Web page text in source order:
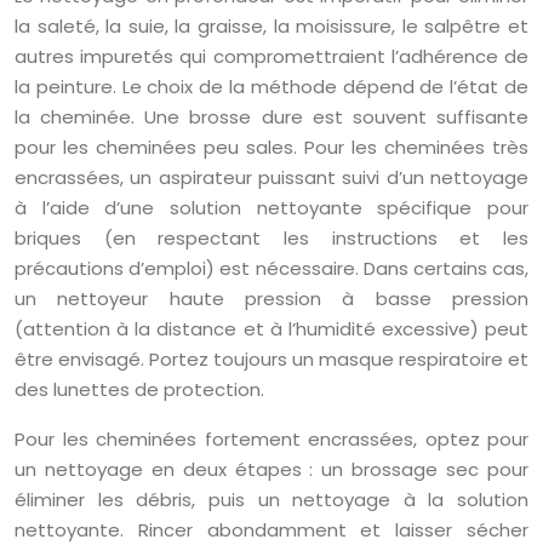
la saleté, la suie, la graisse, la moisissure, le salpêtre et
autres impuretés qui compromettraient l’adhérence de
la peinture. Le choix de la méthode dépend de l’état de
la cheminée. Une brosse dure est souvent suffisante
pour les cheminées peu sales. Pour les cheminées très
encrassées, un aspirateur puissant suivi d’un nettoyage
à l’aide d’une solution nettoyante spécifique pour
briques (en respectant les instructions et les
précautions d’emploi) est nécessaire. Dans certains cas,
un nettoyeur haute pression à basse pression
(attention à la distance et à l’humidité excessive) peut
être envisagé. Portez toujours un masque respiratoire et
des lunettes de protection.
Pour les cheminées fortement encrassées, optez pour
un nettoyage en deux étapes : un brossage sec pour
éliminer les débris, puis un nettoyage à la solution
nettoyante. Rincer abondamment et laisser sécher